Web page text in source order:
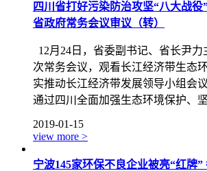
四川省打好污染防治攻坚“八大战
省政府常务会议审议（转）
12月24日，省委副书记、省长尹
次常务会议，观看长江经济带生态
实推动长江经济带发展领导小组会
通过四川全面加强生态环境保护、
2019-01-15
view more >
宁波145家环保不良企业被亮“红牌